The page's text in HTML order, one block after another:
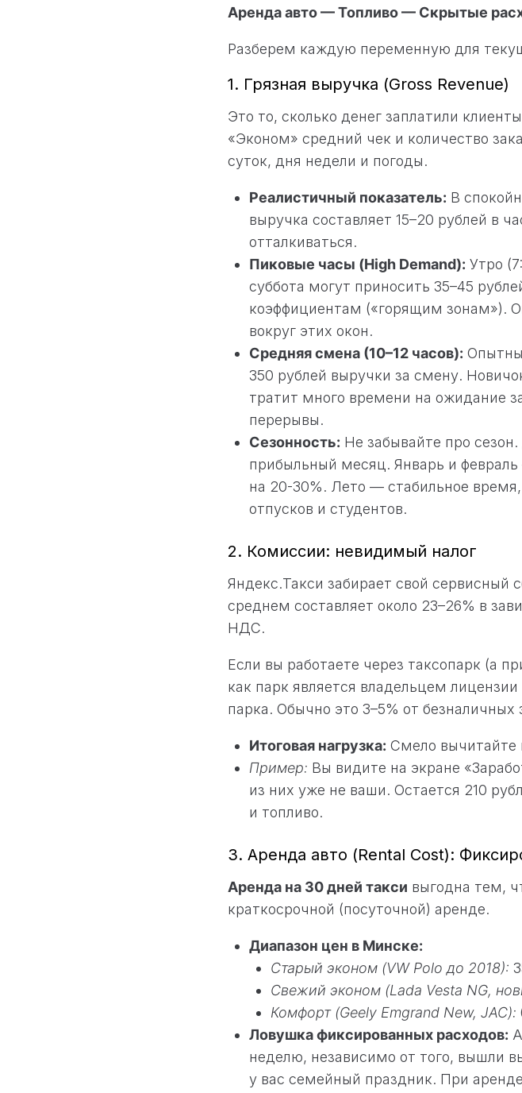
Аренда авто — Топливо — Скрытые
Разберем каждую переменную для
1. Грязная выручка (Gross Revenue)
Это то, сколько денег заплатили
«Эконом» средний чек и количество
суток, дня недели и погоды.
Реалистичный показатель: В
выручка составляет 15–20 рублей в
отталкиваться.
Пиковые часы (High Demand): Утро
суббота могут приносить 35–45
коэффициентам («горящим зонам»).
вокруг этих окон.
Средняя смена (10–12 часов):
350 рублей выручки за смену.
тратит много времени на ожидание
перерывы.
Сезонность: Не забывайте про
прибыльный месяц. Январь и
на 20-30%. Лето — стабильное
отпусков и студентов.
2. Комиссии: невидимый налог
Яндекс.Такси забирает свой сервисный
среднем составляет около 23–26% в
НДС.
Если вы работаете через таксопарк (а
как парк является владельцем
парка. Обычно это 3–5% от
Итоговая нагрузка: Смело вычитайте
Пример: Вы видите на экране
из них уже не ваши. Остается 210
и топливо.
3. Аренда авто (Rental Cost):
Аренда на 30 дней такси выгодна тем,
краткосрочной (посуточной) аренде.
Диапазон цен в Минске:
Старый эконом (VW Polo до 2018):
Свежий эконом (Lada Vesta NG,
Комфорт (Geely Emgrand New, JAC):
Ловушка фиксированных расходов:
неделю, независимо от того, вышли
у вас семейный праздник. При